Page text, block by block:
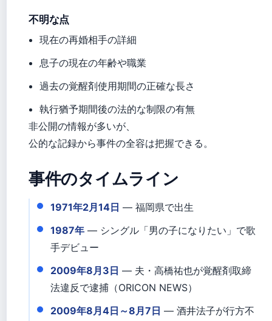
不明な点
現在の再婚相手の詳細
息子の現在の年齢や職業
過去の覚醒剤使用期間の正確な長さ
執行猶予期間後の法的な制限の有無
非公開の情報が多いが、
公的な記録から事件の全容は把握できる。
事件のタイムライン
1971年2月14日 — 福岡県で出生
1987年— シングル「男の子になりたい」で歌
手デビュー
2009年8月3日 — 夫・高橋祐也が覚醒剤取締
法違反で逮捕（ORICON NEWS）
2009年8月4日～8月7日 — 酒井法子が行方不